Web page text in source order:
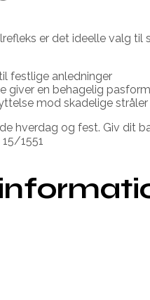
er det ideelle valg
festlige anledninger
en behagelig pasform
mod skadelige stråler
hverdag og fest. Giv dit
1551